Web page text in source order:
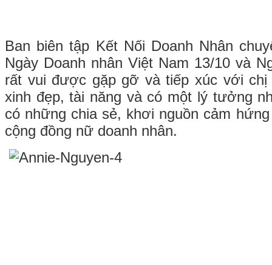
Ban biên tập Kết Nối Doanh Nhân
Ngày Doanh nhân Việt Nam 13/10 và
rất vui được gặp gỡ và tiếp xúc với chị
xinh đẹp, tài năng và có một lý tưởng
có những chia sẻ, khơi nguồn cảm
cộng đồng nữ doanh nhân.